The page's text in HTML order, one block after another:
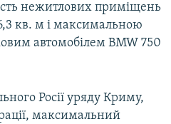
нежитлових приміщень
кв. м і максимальною
автомобілем BMW 750
Росії уряду Криму,
максимальний